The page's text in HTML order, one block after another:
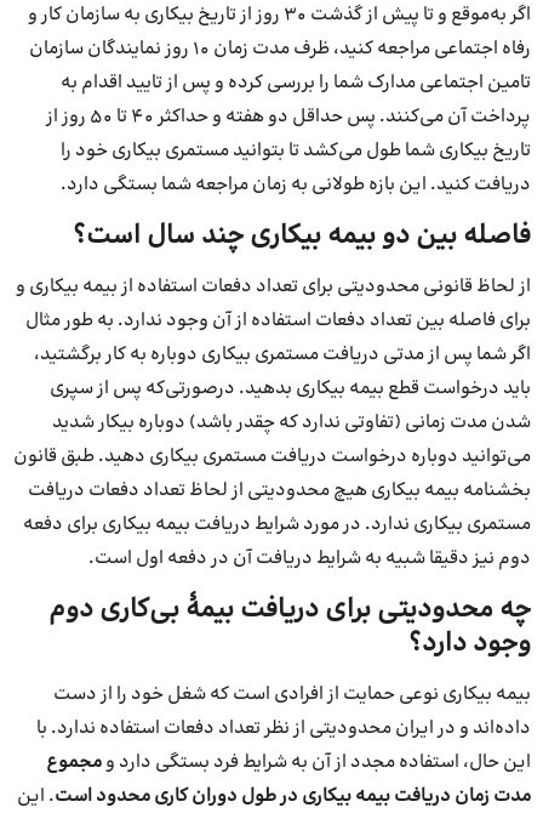
اگر به‌موقع و تا پیش از گذشت 30 روز از تاریخ بیکاری به سازمان کار و
رفاه اجتماعی مراجعه کنید، ظرف مدت زمان 10 روز نمایندگان سازمان
تامین اجتماعی مدارک شما را بررسی کرده و پس از تایید اقدام به
پرداخت آن می‌کنند. پس حداقل دو هفته و حداکثر 40 تا 50 روز از
تاریخ بیکاری شما طول می‌کشد تا بتوانید مستمری بیکاری خود را
دریافت کنید. این بازه طولانی به زمان مراجعه شما بستگی دارد.
فاصله بین دو بیمه بیکاری چند سال است؟
از لحاظ قانونی محدودیتی برای تعداد دفعات استفاده از بیمه بیکاری و
برای فاصله بین تعداد دفعات استفاده از آن وجود ندارد. به طور مثال
اگر شما پس از مدتی دریافت مستمری بیکاری دوباره به کار برگشتید،
باید درخواست قطع بیمه بیکاری بدهید. درصورتی‌که پس از سپری
شدن مدت زمانی (تفاوتی ندارد که چقدر باشد) دوباره بیکار شدید
می‌توانید دوباره درخواست دریافت مستمری بیکاری دهید. طبق قانون
بخشنامه بیمه بیکاری هیچ محدودیتی از لحاظ تعداد دفعات دریافت
مستمری بیکاری ندارد. در مورد شرایط دریافت بیمه بیکاری برای دفعه
دوم نیز دقیقا شبیه به شرایط دریافت آن در دفعه اول است.
چه محدودیتی برای دریافت بیمۀ بی‌کاری دوم
وجود دارد؟
بیمه بیکاری نوعی حمایت از افرادی است که شغل خود را از دست
داده‌اند و در ایران محدودیتی از نظر تعداد دفعات استفاده ندارد. با
این حال، استفاده مجدد از آن به شرایط فرد بستگی دارد ومجموع
مدت زمان دریافت بیمه بیکاری در طول دوران کاری محدود است. این